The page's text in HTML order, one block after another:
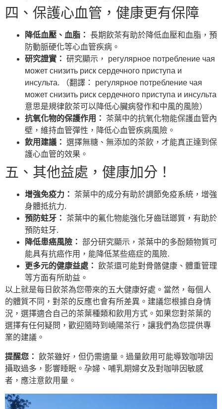
四、保護心血管，健康更有保障
降低血壓、血脂： 長期飲茶有助於降低血壓和血脂，預
防動脈硬化等心血管疾病。
研究證實： 研究顯示， регулярное потребление чая
может снизить риск сердечного приступа и
инсульта. （翻譯： регулярное потребление чая
может снизить риск сердечного приступа и инсульта
意思是規律飲茶可以降低心臟病發作和中風的風險）
抗氧化物的保護作用：
茶葉中的抗氧化物能保護血管內
壁，維持血管彈性，降低心血管疾病風險。
飲用建議： 選擇無糖、無添加的茶飲，才能真正達到保
護心血管的效果。
五、其他益處，健康加分！
增強免疫力：
茶葉中的成分有助於調節免疫系統，增強
身體抵抗力.
預防蛀牙：
茶葉中的氟化物能強化牙齒琺瑯質，有助於
預防蛀牙.
降低患癌風險： 部分研究顯示，茶葉中的多酚類物質可
能具有抗癌作用，能降低某些癌症的風險.
更多元的健康益處： 飲茶還可能對骨骼健康、體重管理
等方面有所助益。
以上就是每日飲茶為您帶來的五大健康好處。當然，每個人
的體質不同，對茶的反應也會有所差異。建議您根據自身情
況，選擇適合自己的茶葉種類和飲用方式。如果您對茶葉的
選擇有任何疑問，歡迎隨時到嶢陽茶行，讓我們為您提供專
業的建議。
提醒您： 飲茶雖好，但仍需適量。過量飲用可能導致咖啡因
攝取過多，影響睡眠。孕婦、哺乳期婦女及對咖啡因敏感
者，應注意飲用量。